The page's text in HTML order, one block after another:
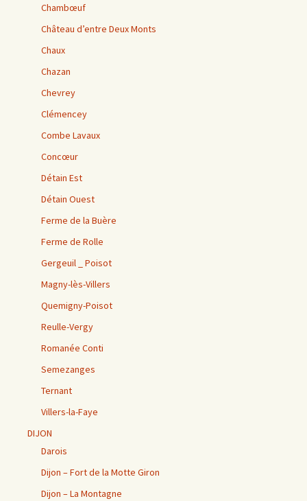
Chambœuf
Château d’entre Deux Monts
Chaux
Chazan
Chevrey
Clémencey
Combe Lavaux
Concœur
Détain Est
Détain Ouest
Ferme de la Buère
Ferme de Rolle
Gergeuil _ Poisot
Magny-lès-Villers
Quemigny-Poisot
Reulle-Vergy
Romanée Conti
Semezanges
Ternant
Villers-la-Faye
DIJON
Darois
Dijon – Fort de la Motte Giron
Dijon – La Montagne